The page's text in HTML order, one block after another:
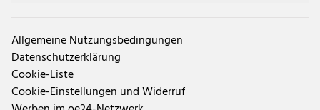
Allgemeine Nutzungsbedingungen
Datenschutzerklärung
Cookie-Liste
Cookie-Einstellungen und Widerruf